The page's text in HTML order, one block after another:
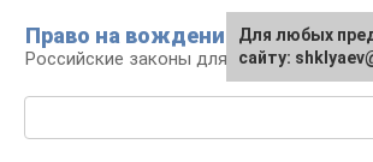
контенту
Право на вождение
Российские законы для
Для любых
сайту: